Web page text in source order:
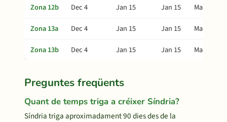
Zona 12b
Dec 4 Jan 15 Jan 15
Mar 31
Zona 13a
Dec 4 Jan 15 Jan 15
Mar 31
Zona 13b
Dec 4 Jan 15 Jan 15 Mar 31
Preguntes freqüents
Quant de temps triga a créixer Síndria?
Síndria triga aproximadament 90 dies des de la